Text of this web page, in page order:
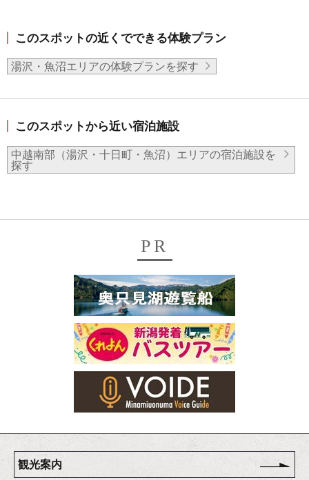
このスポットの近くでできる体験プラン
湯沢・魚沼エリアの体験プランを探す
このスポットから近い宿泊施設
中越南部（湯沢・十日町・魚沼）エリアの宿泊施設を
探す
PR
観光案内